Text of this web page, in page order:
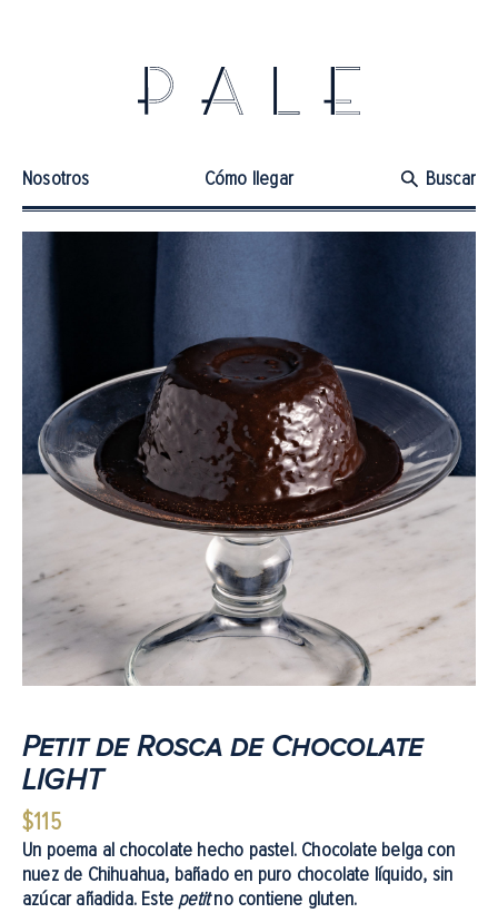
Nosotros Cómo llegar Buscar
Petit de Rosca de Chocolate
LIGHT
$115
Un poema al chocolate hecho pastel. Chocolate belga con
nuez de Chihuahua, bañado en puro chocolate líquido, sin
azúcar añadida. Este petitno contiene gluten.